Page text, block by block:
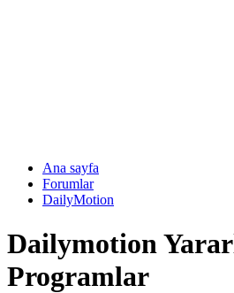
Ana sayfa
Forumlar
DailyMotion
Dailymotion
Programlar